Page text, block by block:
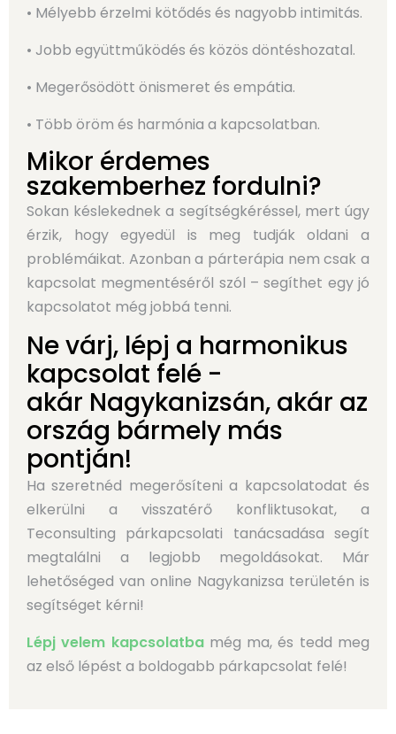
• Mélyebb érzelmi kötődés és nagyobb intimitás.
• Jobb együttműködés és közös döntéshozatal.
• Megerősödött önismeret és empátia.
• Több öröm és harmónia a kapcsolatban.
Mikor érdemes
szakemberhez fordulni?
Sokan késlekednek a segítségkéréssel, mert úgy
érzik, hogy egyedül is meg tudják oldani a
problémáikat. Azonban a párterápia nem csak a
kapcsolat megmentéséről szól – segíthet egy jó
kapcsolatot még jobbá tenni.
Ne várj, lépj a harmonikus
kapcsolat felé -
akár Nagykanizsán, akár az
ország bármely más
pontján!
Ha szeretnéd megerősíteni a kapcsolatodat és
elkerülni a visszatérő konfliktusokat, a
Teconsulting párkapcsolati tanácsadása segít
megtalálni a legjobb megoldásokat. Már
lehetőséged van online Nagykanizsa területén is
segítséget kérni!
Lépj velem kapcsolatbamég ma, és tedd meg
az első lépést a boldogabb párkapcsolat felé!